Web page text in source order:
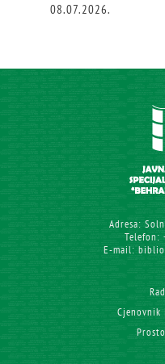
08.07.2026.
Adresa:
Telefon:
E-mail: